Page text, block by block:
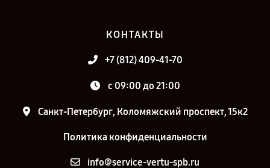
КОНТАКТЫ
+7 (812) 409-41-70
c 09:00 до 21:00
Санкт-Петербург, Коломяжский проспект, 15к2
Политика конфиденциальности
info@service-vertu-spb.ru